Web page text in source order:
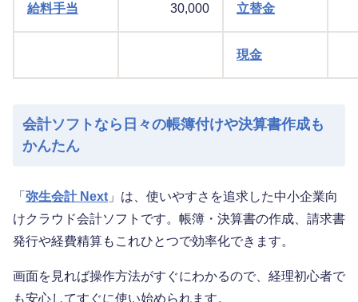
給料手当 30,000 立替金
現金
会計ソフトなら日々の帳簿付けや決算書作成も
かんたん
「 弥生会計 Next 」は、使いやすさを追求した中小企業向
けクラウド会計ソフトです。帳簿・決算書の作成、請求書
発行や経費精算もこれひとつで効率化できます。
画面を見れば操作方法がすぐにわかるので、経理初心者で
も安心してすぐに使い始められます。